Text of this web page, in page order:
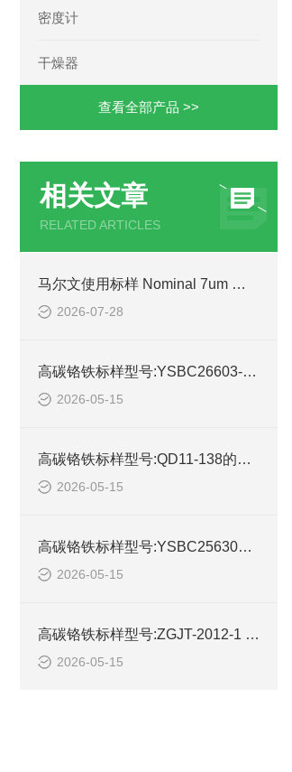
密度计
干燥器
查看全部产品 >>
相关文章
RELATED ARTICLES
马尔文使用标样 Nominal 7um 型号:GG988-4K-07库号：M53890的详细介绍
2026-07-28
高碳铬铁标样型号:YSBC26603-2013的介绍
2026-05-15
高碳铬铁标样型号:QD11-138的参数介绍
2026-05-15
高碳铬铁标样型号:YSBC25630库号：M413457的简单介绍
2026-05-15
高碳铬铁标样型号:ZGJT-2012-1 GSB03-1562-2020的简单介绍
2026-05-15